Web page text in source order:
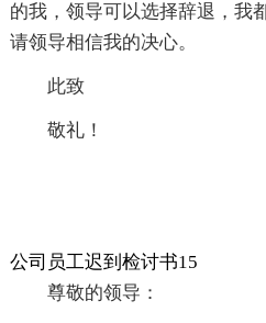
的我，领导可以选择辞退，我
请领导相信我的决心。
此致
敬礼！
公司员工迟到检讨书15
尊敬的领导：